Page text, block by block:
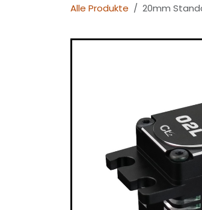
Alle Produkte 20mm